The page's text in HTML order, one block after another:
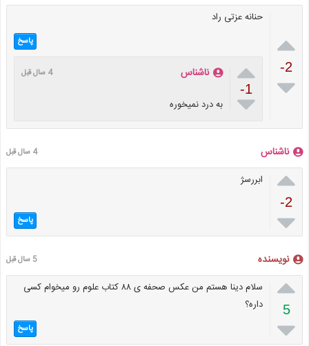

-2

حنانه عزتی راد
پاسخ

-1

ناشناس 4 سال قبل
به درد نمیخوره
ناشناس 4 سال قبل

-2

ابررسژ
پاسخ
نویسنده 5 سال قبل

5

سلام دینا هستم من عکس صحفه ی ۸۸ کتاب علوم رو میخوام کسی
داره؟
پاسخ